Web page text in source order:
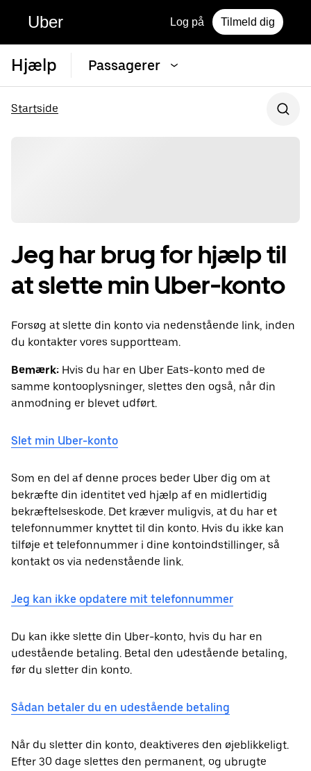
Uber Log på Tilmeld dig
Hjælp Passagerer
Startside
Jeg har brug for hjælp til
at slette min Uber-konto
Forsøg at slette din konto via nedenstående link, inden
du kontakter vores supportteam.
Bemærk: Hvis du har en Uber Eats-konto med de
samme kontooplysninger, slettes den også, når din
anmodning er blevet udført.
Slet min Uber-konto
Som en del af denne proces beder Uber dig om at
bekræfte din identitet ved hjælp af en midlertidig
bekræftelseskode. Det kræver muligvis, at du har et
telefonnummer knyttet til din konto. Hvis du ikke kan
tilføje et telefonnummer i dine kontoindstillinger, så
kontakt os via nedenstående link.
Jeg kan ikke opdatere mit telefonnummer
Du kan ikke slette din Uber-konto, hvis du har en
udestående betaling. Betal den udestående betaling,
før du sletter din konto.
Sådan betaler du en udestående betaling
Når du sletter din konto, deaktiveres den øjeblikkeligt.
Efter 30 dage slettes den permanent, og ubrugte